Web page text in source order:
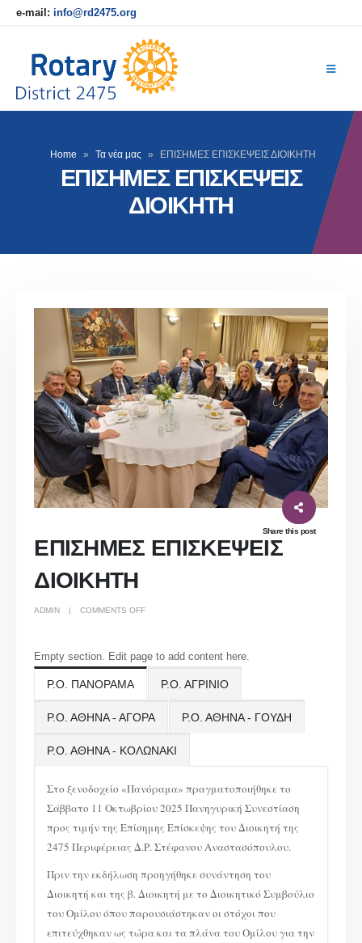
e-mail: info@rd2475.org
Home » Τα νέα μας » ΕΠΙΣΗΜΕΣ ΕΠΙΣΚΕΨΕΙΣ ΔΙΟΙΚΗΤΗ
ΕΠΙΣΗΜΕΣ ΕΠΙΣΚΕΨΕΙΣ
ΔΙΟΙΚΗΤΗ
Share this post
ΕΠΙΣΗΜΕΣ ΕΠΙΣΚΕΨΕΙΣ
ΔΙΟΙΚΗΤΗ
ADMIN COMMENTS OFFON
Empty section. Edit page to add content here.
Ρ.Ο. ΠΑΝΟΡΑΜΑ Ρ.Ο. ΑΓΡΙΝΙΟ
Ρ.Ο. ΑΘΗΝΑ - ΑΓΟΡΑ Ρ.Ο. ΑΘΗΝΑ - ΓΟΥΔΗ
Ρ.Ο. ΑΘΗΝΑ - ΚΟΛΩΝΑΚΙ
Στο ξενοδοχείο «Πανόραμα» πραγματοποιήθηκε το
Σάββατο 11 Οκτωβρίου 2025 Πανηγυρική Συνεστίαση
προς τιμήν της Επίσημης Επίσκεψης του Διοικητή της
2475 Περιφέρειας Δ.Ρ. Στέφανου Αναστασόπουλου.
Πριν την εκδήλωση προηγήθηκε συνάντηση του
Διοικητή και της β. Διοικητή με το Διοικητικό Συμβούλιο
του Ομίλου όπου παρουσιάστηκαν οι στόχοι που
επιτεύχθηκαν ως τώρα και τα πλάνα του Ομίλου για την